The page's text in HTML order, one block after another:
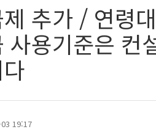
추가 / 연령
사용기준은 컨
19:17